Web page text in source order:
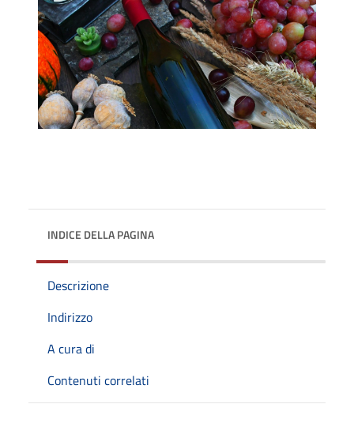
INDICE DELLA PAGINA
Descrizione
Indirizzo
A cura di
Contenuti correlati